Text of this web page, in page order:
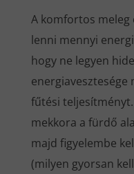
A komfortos meleg
lenni mennyi
hogy ne legyen
energiavesztesége
fűtési
mekkora a fürdő
majd figyelembe
(milyen gyorsan